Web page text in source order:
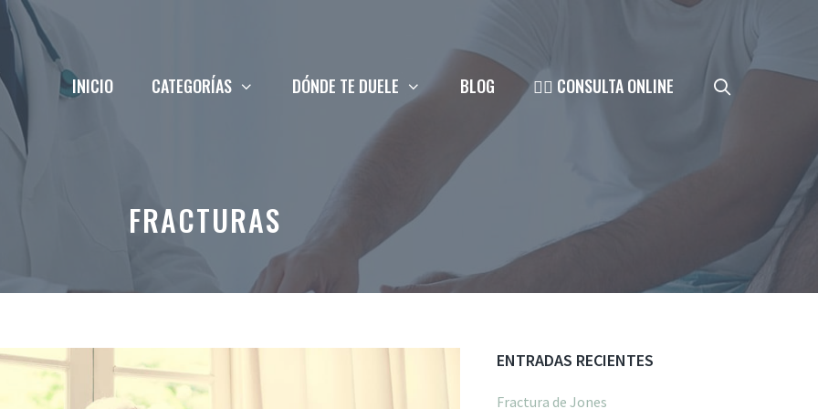
INICIO CATEGORÍAS DÓNDE TE DUELE BLOG 👨‍⚕️ CONSULTA ONLINE
FRACTURAS
ENTRADAS RECIENTES
Fractura de Jones